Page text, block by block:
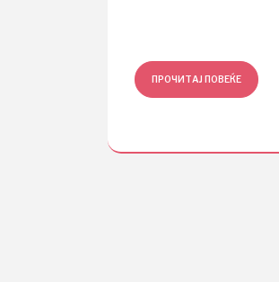
ПРОЧИТАЈ ПОВЕЌЕ